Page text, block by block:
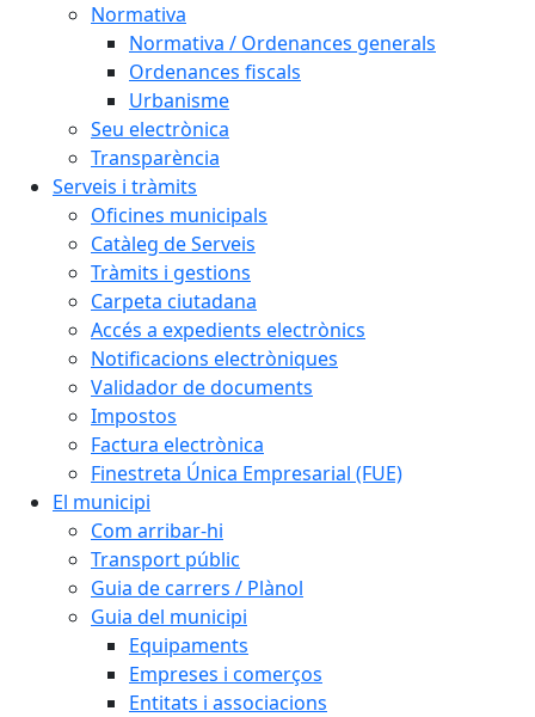
Normativa
Normativa / Ordenances generals
Ordenances fiscals
Urbanisme
Seu electrònica
Transparència
Serveis i tràmits
Oficines municipals
Catàleg de Serveis
Tràmits i gestions
Carpeta ciutadana
Accés a expedients electrònics
Notificacions electròniques
Validador de documents
Impostos
Factura electrònica
Finestreta Única Empresarial (FUE)
El municipi
Com arribar-hi
Transport públic
Guia de carrers / Plànol
Guia del municipi
Equipaments
Empreses i comerços
Entitats i associacions